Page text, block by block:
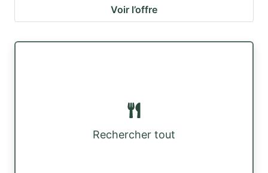
Voir l’offre
Rechercher tout